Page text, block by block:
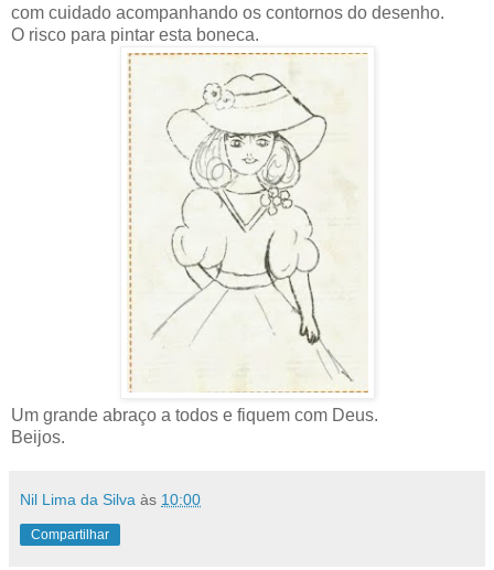
com cuidado acompanhando os contornos do desenho.
O risco para pintar esta boneca.
Um grande abraço a todos e fiquem com Deus.
Beijos.
Nil Lima da Silva às 10:00
Compartilhar